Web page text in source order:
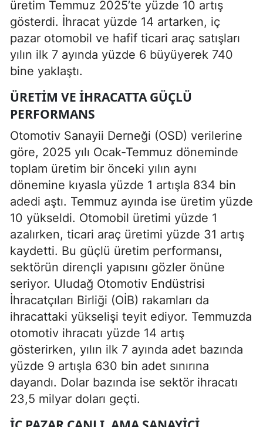
üretim Temmuz 2025’te yüzde 10 artış
gösterdi. İhracat yüzde 14 artarken, iç
pazar otomobil ve hafif ticari araç satışları
yılın ilk 7 ayında yüzde 6 büyüyerek 740
bine yaklaştı.
ÜRETIM VE İHRACATTA GÜÇLÜ
PERFORMANS
Otomotiv Sanayii Derneği (OSD) verilerine
göre, 2025 yılı Ocak-Temmuz döneminde
toplam üretim bir önceki yılın aynı
dönemine kıyasla yüzde 1 artışla 834 bin
adedi aştı. Temmuz ayında ise üretim yüzde
10 yükseldi. Otomobil üretimi yüzde 1
azalırken, ticari araç üretimi yüzde 31 artış
kaydetti. Bu güçlü üretim performansı,
sektörün dirençli yapısını gözler önüne
seriyor. Uludağ Otomotiv Endüstrisi
İhracatçıları Birliği (OİB) rakamları da
ihracattaki yükselişi teyit ediyor. Temmuzda
otomotiv ihracatı yüzde 14 artış
gösterirken, yılın ilk 7 ayında adet bazında
yüzde 9 artışla 630 bin adet sınırına
dayandı. Dolar bazında ise sektör ihracatı
23,5 milyar doları geçti.